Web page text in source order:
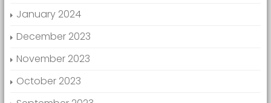
January 2024
December 2023
November 2023
October 2023